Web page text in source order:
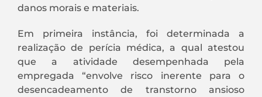
danos morais e materiais.
Em primeira instância, foi determinada a
realização de perícia médica, a qual atestou
que a atividade desempenhada pela
empregada “envolve risco inerente para o
desencadeamento de transtorno ansioso